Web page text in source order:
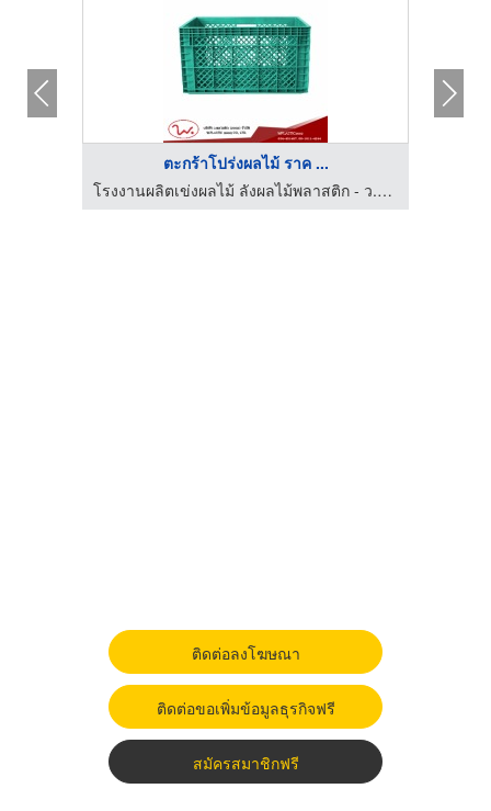
ตะกร้าโปร่งผลไม้ ราค ...
โรงงานผลิตเข่งผลไม้ ลังผลไม้พลาสติก - ว.พลาสติก (2002)
ติดต่อลงโฆษณา
ติดต่อขอเพิ่มข้อมูลธุรกิจฟรี
สมัครสมาชิกฟรี